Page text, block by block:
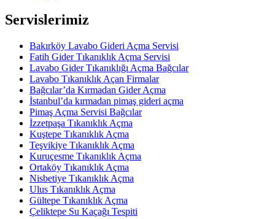
Servislerimiz
Bakırköy Lavabo Gideri Açma Servisi
Fatih Gider Tıkanıklık Açma Servisi
Lavabo Gider Tıkanıklığı Açma Bağcılar
Lavabo Tıkanıklık Açan Firmalar
Bağcılar’da Kırmadan Gider Açma
İstanbul’da kırmadan pimaş gideri açma
Pimaş Açma Servisi Bağcılar
İzzetpaşa Tıkanıklık Açma
Kuştepe Tıkanıklık Açma
Teşvikiye Tıkanıklık Açma
Kuruçesme Tıkanıklık Açma
Ortaköy Tıkanıklık Açma
Nisbetiye Tıkanıklık Açma
Ulus Tıkanıklık Açma
Gültepe Tıkanıklık Açma
Çeliktepe Su Kaçağı Tespiti